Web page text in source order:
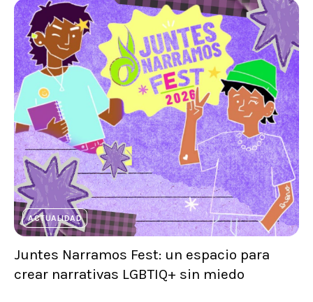
ACTUALIDAD
Juntes Narramos Fest: un espacio para
crear narrativas LGBTIQ+ sin miedo